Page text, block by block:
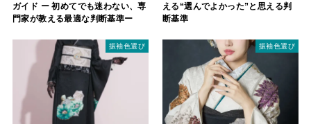
ガイド ー 初めてでも迷わない、専
門家が教える最適な判断基準ー
える“選んでよかった”と思える判
断基準
振袖色選び 振袖色選び